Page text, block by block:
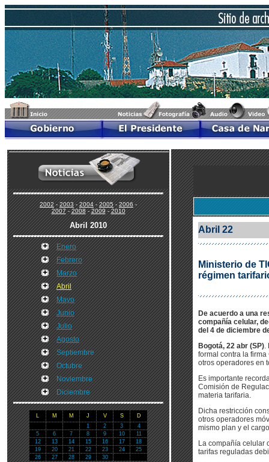
2002-2003-2004-2005-2006-
2007-2008-2009-2010
Abril 2010
Enero
Febrero
Marzo
Abril
Mayo
Junio
Julio
Agosto
Septiembre
Octubre
Noviembre
Diciembre
L M M J V S
D
1
2 3
4
5
6 7 8 9 10
11
12
13 14 15 16 17
18
19
20 21 22 23 24
25
26
27 28 29 30
Abril 22
Ministerio de
régimen
De acuerdo a una
compañía celular,
del 4 de diciembre
Bogotá, 22 abr (SP).
formal contra la
otros operadores en
Es importante
Comisión de
materia tarifaria.
Dicha restricción
otros operadores
mismo plan y el
La compañía celular
tarifas reguladas